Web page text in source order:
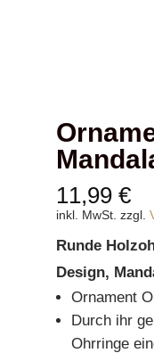
11,99 €
inkl. MwSt. zzgl.
Runde
Design,
Ornament
Durch ihr
Ohrringe